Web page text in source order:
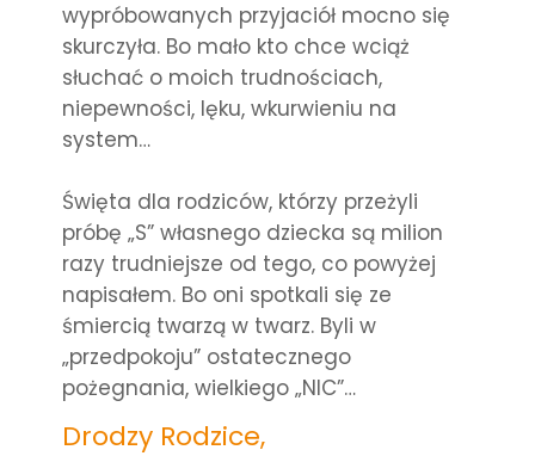
wypróbowanych przyjaciół mocno się
skurczyła. Bo mało kto chce wciąż
słuchać o moich trudnościach,
niepewności, lęku, wkurwieniu na
system…
Święta dla rodziców, którzy przeżyli
próbę „S” własnego dziecka są milion
razy trudniejsze od tego, co powyżej
napisałem. Bo oni spotkali się ze
śmiercią twarzą w twarz. Byli w
„przedpokoju” ostatecznego
pożegnania, wielkiego „NIC”…
Drodzy Rodzice,